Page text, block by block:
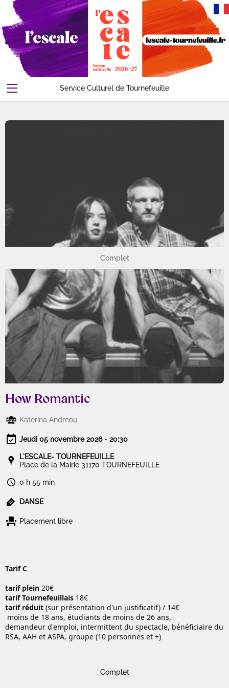
Service Culturel de Tournefeuille
Complet
How Romantic
Katerina Andreou
Jeudi 05 novembre 2026 - 20:30
L'ESCALE- TOURNEFEUILLE
Place de la Mairie 31170 TOURNEFEUILLE
0 h 55 min
DANSE
Placement libre
Tarif C
tarif plein20€
tarif Tournefeuillais18€
tarif réduit(sur présentation d'un justificatif) / 14€
moins de 18 ans, étudiants de moins de 26 ans,
demandeur d'emploi, intermittent du spectacle, bénéficiaire du
RSA, AAH et ASPA, groupe (10 personnes et +)
Complet